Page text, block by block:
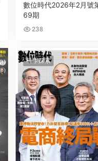
數位時代2026年2月號
69期
238
科學探索